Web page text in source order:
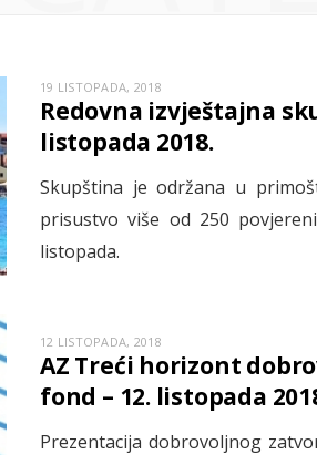
19 LISTOPADA, 2018
Redovna izvještajna
listopada 2018.
Skupština je održana u
prisustvo više od 250
listopada.
12 LISTOPADA, 2018
AZ Treći horizont
fond – 12. listopada
Prezentacija dobrovoljnog